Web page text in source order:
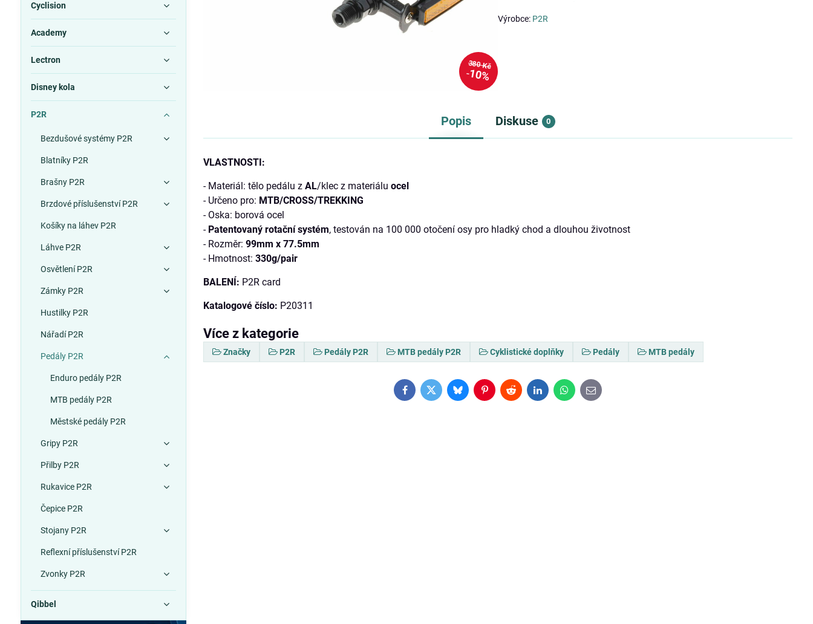
380 Kč
10%
Výrobce: P2R
Popis Diskuse 0
VLASTNOSTI:
- Materiál: tělo pedálu zAL/klec z materiáluocel
- Určeno pro: MTB/CROSS/TREKKING
- Oska: borová ocel
- Patentovaný rotační systém, testován na 100 000 otočení osy pro hladký chod a dlouhou životnost
- Rozměr:99mm x 77.5mm
- Hmotnost:330g/pair
BALENÍ: P2R card
Katalogové číslo: P20311
Více z kategorie
Značky P2R Pedály P2R MTB pedály P2R Cyklistické doplňky Pedály MTB pedály
FacebookTwitterBlueskyPinterestRedditLinkedInWhatsApp
E-
mail
Cyclision
Academy
Lectron
Disney kola
P2R
Bezdušové systémy P2R
Blatníky P2R
Brašny P2R
Brzdové příslušenství P2R
Košíky na láhev P2R
Láhve P2R
Osvětlení P2R
Zámky P2R
Hustilky P2R
Nářadí P2R
Pedály P2R
Enduro pedály P2R
MTB pedály P2R
Městské pedály P2R
Gripy P2R
Přilby P2R
Rukavice P2R
Čepice P2R
Stojany P2R
Reflexní příslušenství P2R
Zvonky P2R
Qibbel